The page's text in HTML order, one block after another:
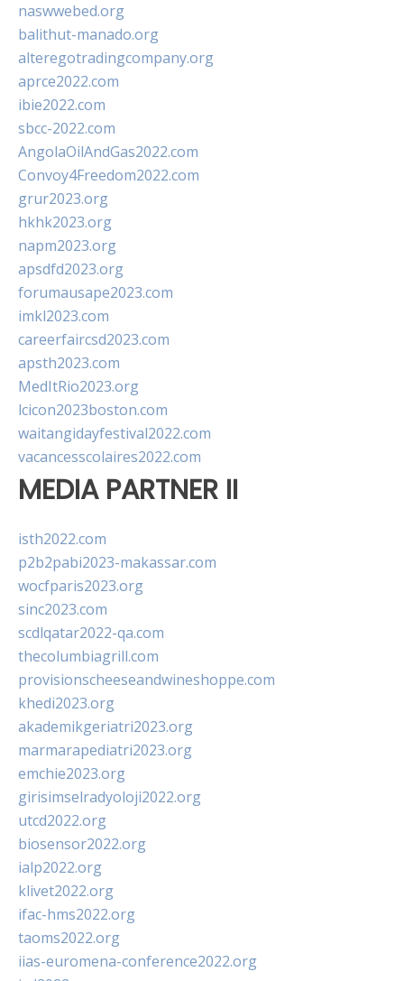
naswwebed.org
balithut-manado.org
alteregotradingcompany.org
aprce2022.com
ibie2022.com
sbcc-2022.com
AngolaOilAndGas2022.com
Convoy4Freedom2022.com
grur2023.org
hkhk2023.org
napm2023.org
apsdfd2023.org
forumausape2023.com
imkl2023.com
careerfaircsd2023.com
apsth2023.com
MedItRio2023.org
lcicon2023boston.com
waitangidayfestival2022.com
vacancesscolaires2022.com
MEDIA PARTNER II
isth2022.com
p2b2pabi2023-makassar.com
wocfparis2023.org
sinc2023.com
scdlqatar2022-qa.com
thecolumbiagrill.com
provisionscheeseandwineshoppe.com
khedi2023.org
akademikgeriatri2023.org
marmarapediatri2023.org
emchie2023.org
girisimselradyoloji2022.org
utcd2022.org
biosensor2022.org
ialp2022.org
klivet2022.org
ifac-hms2022.org
taoms2022.org
iias-euromena-conference2022.org